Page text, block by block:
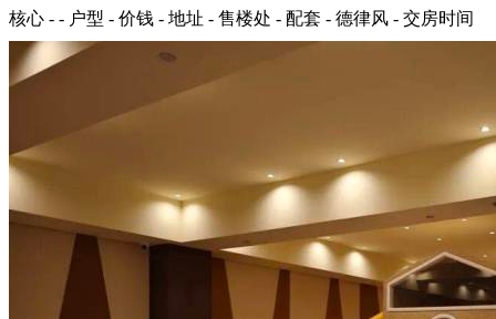
核心 - - 户型 - 价钱 - 地址 - 售楼处 - 配套 - 德律风 - 交房时间